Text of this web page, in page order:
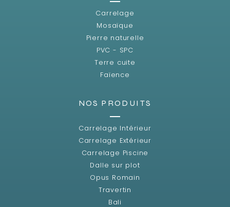
Carrelage
Mosaïque
Pierre naturelle
PVC - SPC
Terre cuite
Faïence
NOS PRODUITS
Carrelage Intérieur
Carrelage Extérieur
Carrelage Piscine
Dalle sur plot
Opus Romain
Travertin
Bali